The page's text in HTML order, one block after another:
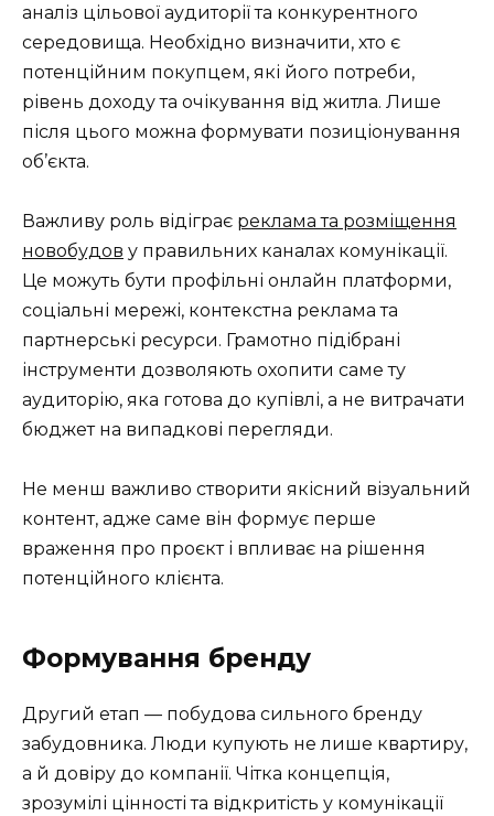
аналіз цільової аудиторії та конкурентного
середовища. Необхідно визначити, хто є
потенційним покупцем, які його потреби,
рівень доходу та очікування від житла. Лише
після цього можна формувати позиціонування
об’єкта.
Важливу роль відіграє реклама та розміщення
новобудов у правильних каналах комунікації.
Це можуть бути профільні онлайн платформи,
соціальні мережі, контекстна реклама та
партнерські ресурси. Грамотно підібрані
інструменти дозволяють охопити саме ту
аудиторію, яка готова до купівлі, а не витрачати
бюджет на випадкові перегляди.
Не менш важливо створити якісний візуальний
контент, адже саме він формує перше
враження про проєкт і впливає на рішення
потенційного клієнта.
Формування бренду
Другий етап — побудова сильного бренду
забудовника. Люди купують не лише квартиру,
а й довіру до компанії. Чітка концепція,
зрозумілі цінності та відкритість у комунікації